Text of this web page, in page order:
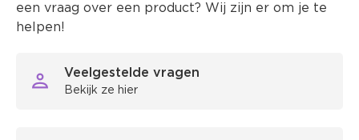
een vraag over een product? Wij zijn er om je te
helpen!
Veelgestelde vragen
Bekijk ze hier